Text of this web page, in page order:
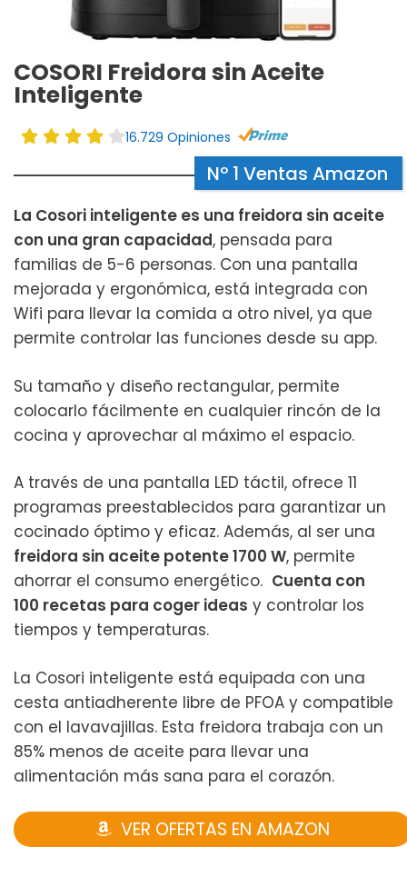
COSORI Freidora sin Aceite
Inteligente
16.729 Opiniones
Nº 1 Ventas Amazon
La Cosori inteligente es una freidora sin aceite
con una gran capacidad, pensada para
familias de 5-6 personas. Con una pantalla
mejorada y ergonómica, está integrada con
Wifi para llevar la comida a otro nivel, ya que
permite controlar las funciones desde su app.
Su tamaño y diseño rectangular, permite
colocarlo fácilmente en cualquier rincón de la
cocina y aprovechar al máximo el espacio.
A través de una pantalla LED táctil, ofrece 11
programas preestablecidos para garantizar un
cocinado óptimo y eficaz. Además, al ser una
freidora sin aceite potente1700 W, permite
ahorrar el consumo energético. Cuenta con
100 recetas para coger ideas y controlar los
tiempos y temperaturas.
La Cosori inteligente está equipada con una
cesta antiadherente libre de PFOA y compatible
con el lavavajillas. Esta freidora trabaja con un
85% menos de aceite para llevar una
alimentación más sana para el corazón.
VER OFERTAS EN AMAZON